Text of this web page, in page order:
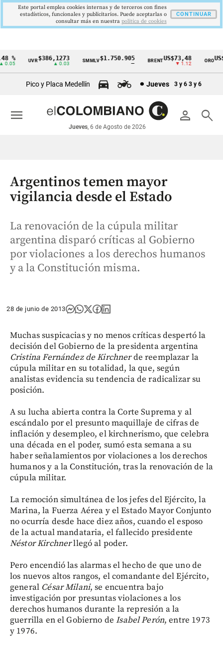
Cintillo
económicos
Colombia
% UVR$386,1273
▲ 0.03
SMMLV$1.750.905 BRENTUS$73,48
▼ 1.12
ORO
Pico y Placa Medellín Jueves 3 y 6 3 y 6
person search
Jueves, 6 de Agosto de 2026
menu
Argentinos temen mayor
vigilancia desde el Estado
La renovación de la cúpula militar
argentina disparó críticas al Gobierno
por violaciones a los derechos humanos
y a la Constitución misma.
28 de junio de 2013
Muchas suspicacias y no menos críticas despertó la
decisión del Gobierno de la presidenta argentina
Cristina Fernández de Kirchnerde reemplazar la
cúpula militar en su totalidad, la que, según
analistas evidencia su tendencia de radicalizar su
posición.
A su lucha abierta contra la Corte Suprema y al
escándalo por el presunto maquillaje de cifras de
inflación y desempleo, el kirchnerismo, que celebra
una década en el poder, sumó esta semana a su
haber señalamientos por violaciones a los derechos
humanos y a la Constitución, tras la renovación de la
cúpula militar.
La remoción simultánea de los jefes del Ejército, la
Marina, la Fuerza Aérea y el Estado Mayor Conjunto
no ocurría desde hace diez años, cuando el esposo
de la actual mandataria, el fallecido presidente
Néstor Kirchnerllegó al poder.
Pero encendió las alarmas el hecho de que uno de
los nuevos altos rangos, el comandante del Ejército,
general César Milani, se encuentra bajo
investigación por presuntas violaciones a los
derechos humanos durante la represión a la
guerrilla en el Gobierno deIsabel Perón, entre 1973
y 1976.
Este portal emplea cookies internas y de terceros con fines
estadísticos, funcionales y publicitarios. Puede aceptarlas o
consultar más en nuestra politica de cookies
CONTINUAR